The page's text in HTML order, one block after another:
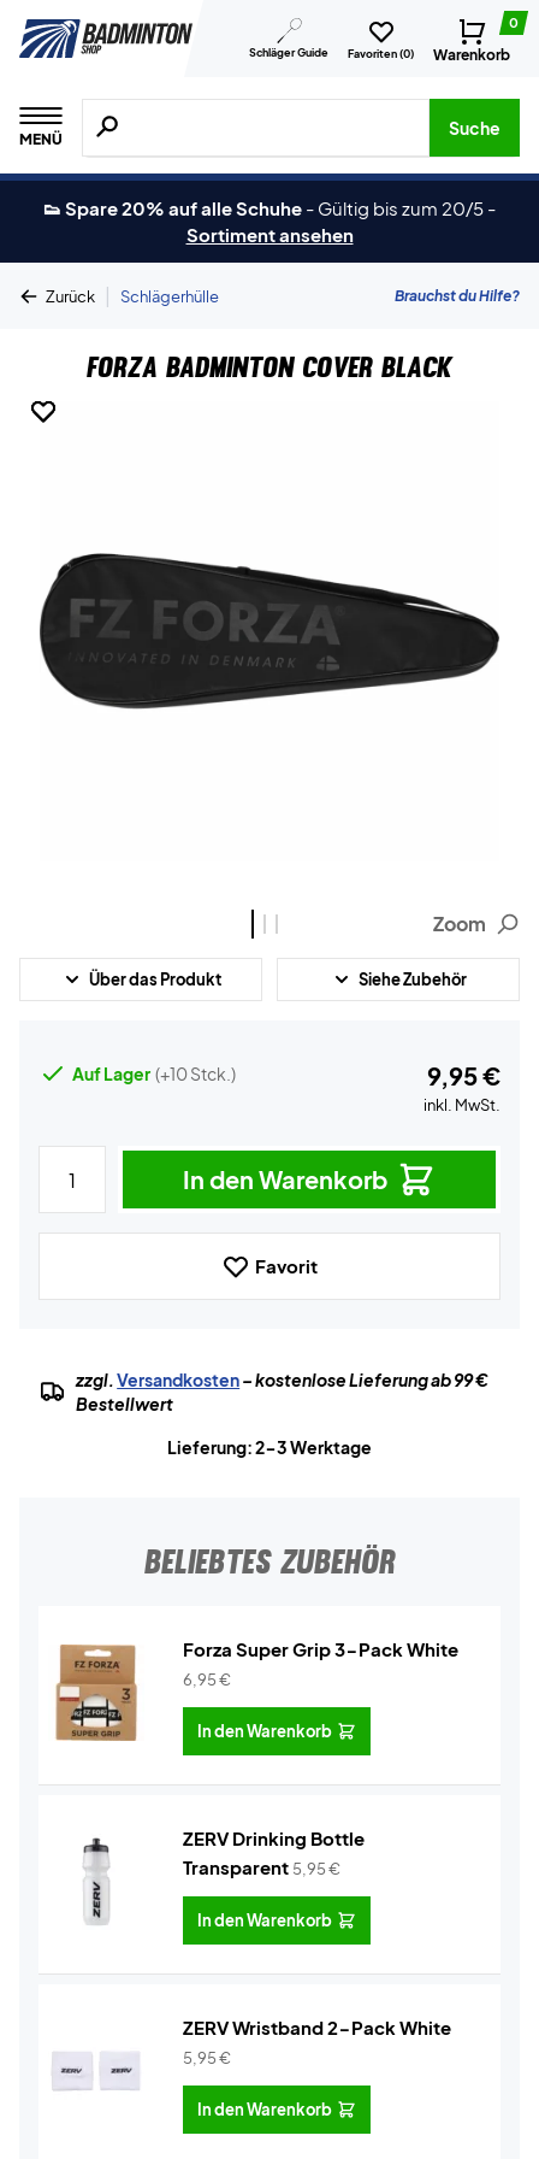
Schläger Guide Favoriten (0)
0
Warenkorb
MENÜ
Suche nach Produkten, Marken usw.
Suche
👟 Spare 20% auf alle Schuhe - Gültig bis zum 20/5 -
Sortiment ansehen
Zurück | Schlägerhülle Brauchst du Hilfe?
Forza Badminton Cover Black
Zoom
Über das Produkt Siehe Zubehör
Auf Lager (+10 Stck.) 9,95 €
inkl. MwSt.
In den Warenkorb
Favorit
zzgl.Versandkosten– kostenlose Lieferung ab 99 €
Bestellwert
Lieferung: 2-3 Werktage
BELIEBTES ZUBEHÖR
Forza Super Grip 3-Pack White
6,95€
In den Warenkorb
ZERV Drinking Bottle
Transparent 5,95€
In den Warenkorb
ZERV Wristband 2-Pack White
5,95€
In den Warenkorb